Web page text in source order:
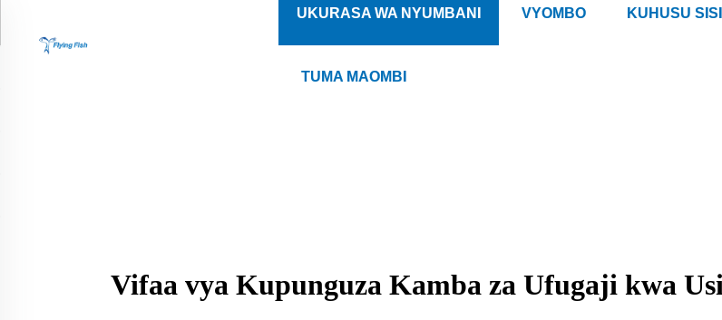
UKURASA WA NYUMBANI VYOMBO KUHUSU SISI
TUMA MAOMBI
Vifaa vya Kupunguza Kamba za Ufugaji kwa